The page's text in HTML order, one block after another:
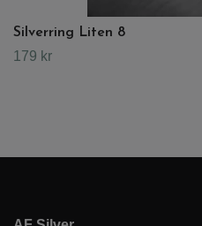
Silverring Liten 8
179 kr